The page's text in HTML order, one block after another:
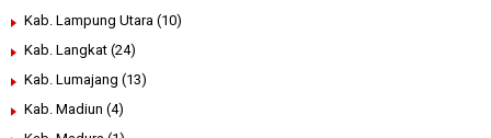
Kab. Lampung Utara (10)
Kab. Langkat (24)
Kab. Lumajang (13)
Kab. Madiun (4)